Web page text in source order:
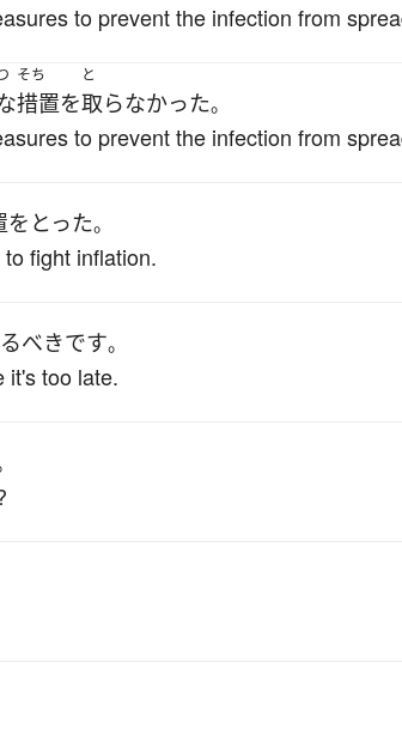
to prevent the infection from
そち
措置を
と
取らなかった。
to prevent the infection from
を とった。
fight inflation.
べきです。
it's too late.